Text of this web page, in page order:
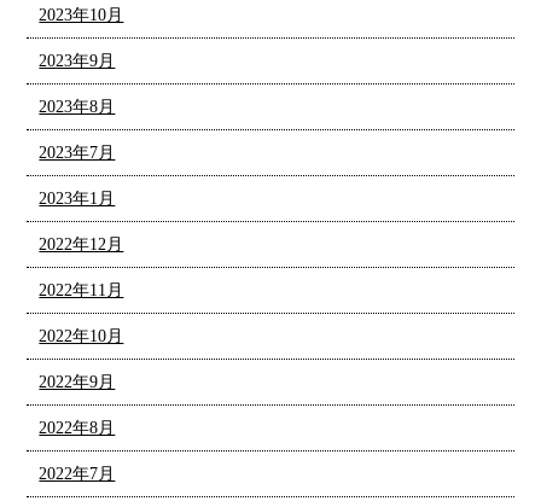
2023年10月
2023年9月
2023年8月
2023年7月
2023年1月
2022年12月
2022年11月
2022年10月
2022年9月
2022年8月
2022年7月